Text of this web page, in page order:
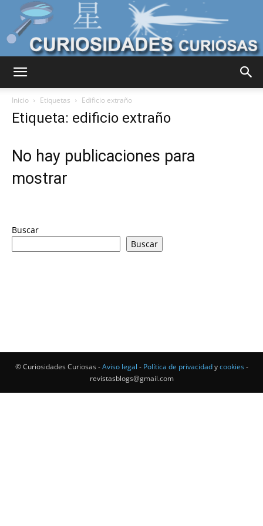
Mundo
Inicio Etiquetas Edificio extraño
Etiqueta: edificio extraño
No hay publicaciones para
mostrar
Buscar
Buscar
© Curiosidades Curiosas -Aviso legal - Política de privacidadycookies -
revistasblogs@gmail.com